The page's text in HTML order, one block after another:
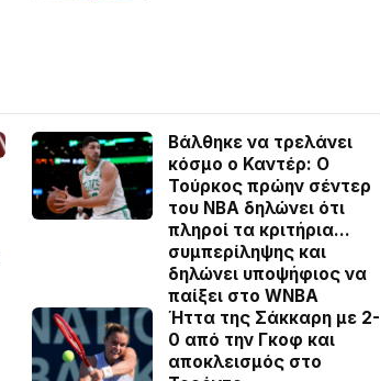
Βάλθηκε να τρελάνει
κόσμο ο Καντέρ: Ο
Τούρκος πρώην σέντερ
του NBA δηλώνει ότι
πληροί τα κριτήρια…
συμπερίληψης και
δηλώνει υποψήφιος να
παίξει στο WNBA
Ήττα της Σάκκαρη με 2-
0 από την Γκοφ και
αποκλεισμός στο